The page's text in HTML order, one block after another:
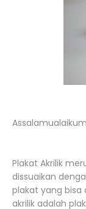
Plakat Akrilik
dissuaikan
plakat yang bisa
akrilik adalah